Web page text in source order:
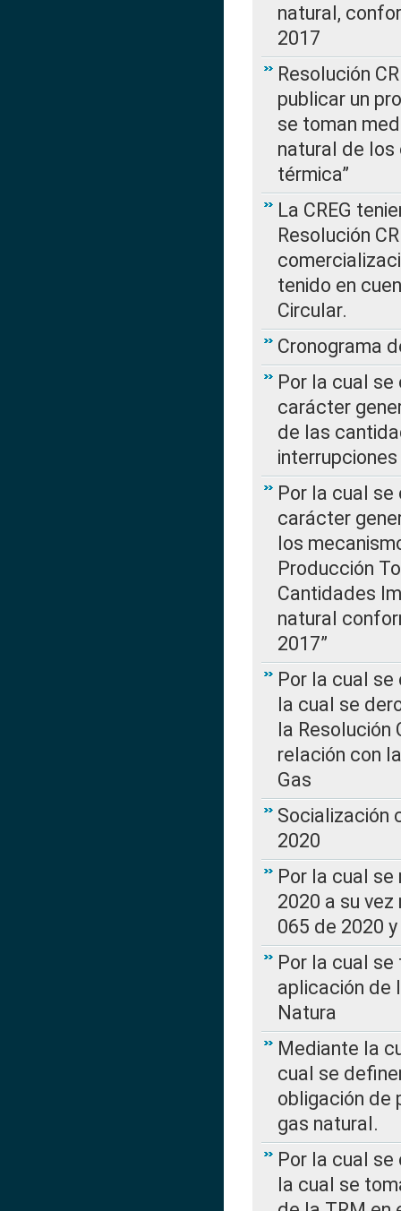
natural,
2017
Resolución
publicar un
se toman
natural de los
térmica”
La CREG
Resolución
tenido en
Circular.
Cronograma
Por la cual
carácter
de las
Por la cual
carácter
los
Producción
Cantidades
natural
2017”
Por la cual
la cual se
la Resolución
relación con
Gas
Socialización
2020
Por la cual se
2020 a su
065 de 2020
Por la cual
aplicación de
Natura
Mediante la
cual se
obligación de
gas natural.
Por la cual se
la cual se